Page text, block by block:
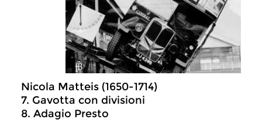
Nicola Matteis (1650-1714)
7. Gavotta con divisioni
8. Adagio Presto